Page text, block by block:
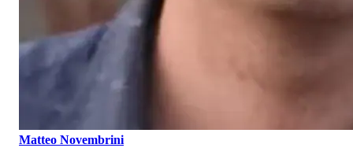
Matteo Novembrini